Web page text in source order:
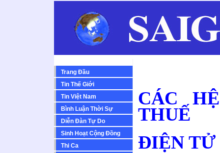
Trang Đầu
Tin Thế Giới
Tin Việt Nam
Bình Luận Thời Sự
Diễn Ðàn Tự Do
Sinh Hoạt Cộng Ðồng
Thi Ca
CÁC
THUẾ
ĐIỆN TỬ